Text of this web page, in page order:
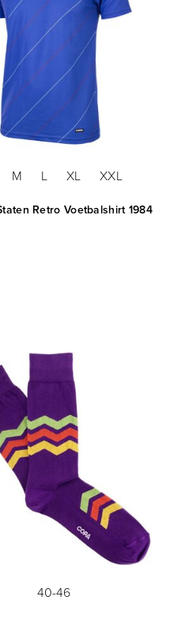
M L XL XXL
Retro Voetbalshirt 1984
40-46